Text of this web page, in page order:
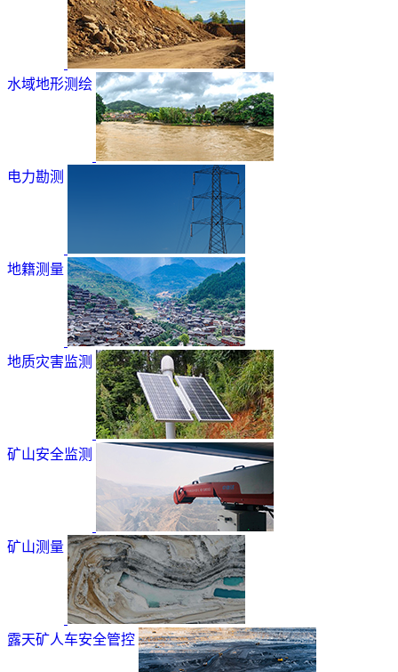
水域地形测绘
电力勘测
地籍测量
地质灾害监测
矿山安全监测
矿山测量
露天矿人车安全管控